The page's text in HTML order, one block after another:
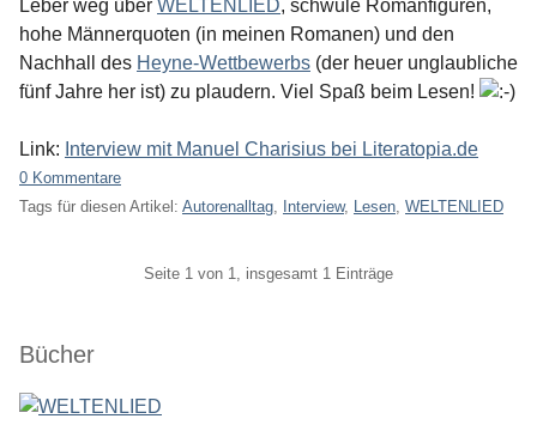
Leber weg über WELTENLIED, schwule Romanfiguren,
hohe Männerquoten (in meinen Romanen) und den
Nachhall des Heyne-Wettbewerbs (der heuer unglaubliche
fünf Jahre her ist) zu plaudern. Viel Spaß beim Lesen!
Link: Interview mit Manuel Charisius bei Literatopia.de
0 Kommentare
Tags für diesen Artikel: Autorenalltag Interview, Lesen WELTENLIED
Seite 1 von 1, insgesamt 1 Einträge
Seitenleiste
Bücher